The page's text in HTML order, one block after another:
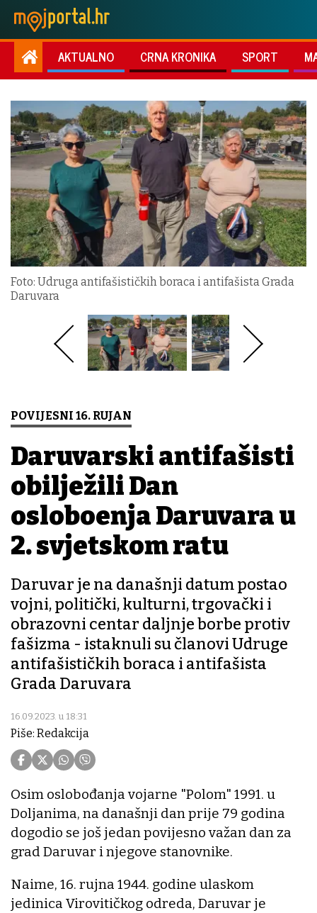
AKTUALNO CRNA KRONIKA SPORT
Foto: Udruga antifašističkih boraca i antifašista Grada
Daruvara
POVIJESNI 16. RUJAN
Daruvarski antifašisti
obilježili Dan
oslobođenja Daruvara u
2. svjetskom ratu
Daruvar je na današnji datum postao
vojni, politički, kulturni, trgovački i
obrazovni centar daljnje borbe protiv
fašizma - istaknuli su članovi Udruge
antifašističkih boraca i antifašista
Grada Daruvara
16.09.2023. u 18:31
Piše: Redakcija
Osim oslobođanja vojarne "Polom" 1991. u
Doljanima, na današnji dan prije 79 godina
dogodio se još jedan povijesno važan dan za
grad Daruvar i njegove stanovnike.
Naime, 16. rujna 1944. godine ulaskom
jedinica Virovitičkog odreda, Daruvar je